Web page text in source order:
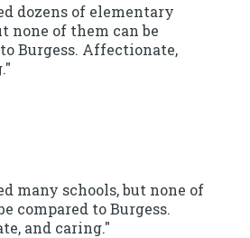
dozens of elementary
none of them can be
Burgess. Affectionate,
many schools, but none of
compared to Burgess.
and caring."